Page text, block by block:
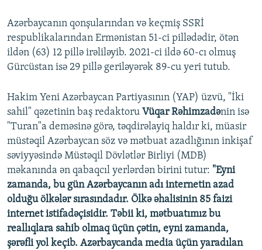
Azərbaycanın qonşularından və keçmiş SSRİ
respublikalarından Ermənistan 51-ci pillədədir, ötən
ildən (63) 12 pillə irəliləyib. 2021-ci ildə 60-cı olmuş
Gürcüstan isə 29 pillə geriləyərək 89-cu yeri tutub.
Hakim Yeni Azərbaycan Partiyasının (YAP) üzvü, "İki
sahil" qəzetinin baş redaktoru Vüqar Rəhimzadənin isə
"Turan"a deməsinə görə, təqdirəlayiq haldır ki, müasir
müstəqil Azərbaycan söz və mətbuat azadlığının inkişaf
səviyyəsində Müstəqil Dövlətlər Birliyi (MDB)
məkanında ən qabaqcıl yerlərdən birini tutur: "Eyni
zamanda, bu gün Azərbaycanın adı internetin azad
olduğu ölkələr sırasındadır. Ölkə əhalisinin 85 faizi
internet istifadəçisidir. Təbii ki, mətbuatımız bu
reallıqlara sahib olmaq üçün çətin, eyni zamanda,
şərəfli yol keçib. Azərbaycanda media üçün yaradılan